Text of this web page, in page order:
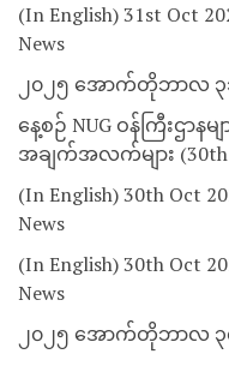
(In English) 31st Oct
News
၂၀၂၅ အောက်တိုဘာလ
နေ့စဉ် NUG ဝန်ကြီးဌာ
အချက်အလက်များ (30th
(In English) 30th Oct
News
(In English) 30th Oct
News
၂၀၂၅ အောက်တိုဘာလ